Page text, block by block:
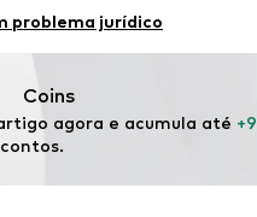
- PES, 13% Poliamida -
problema jurídico
Coins
agora e acumula até